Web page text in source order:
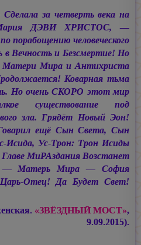
за четверть века на
ДЭВИ ХРИСТОС, —
порабощению человеческого
Вечность и Безсмертие! Но
Матери Мира и Антихриста
Коварная тьма
Но очень СКОРО этот мир
существование под
зла. Грядёт Новый Эон!
ещё Сын Света, Сын
-Исида, Ус-Трон: Трон Исиды
МиРАздания Возстанет
— Матерь Мира — София
Отец! Да Будет Свет!
«ЗВЁЗДНЫЙ МОСТ»,
9.09.2015).